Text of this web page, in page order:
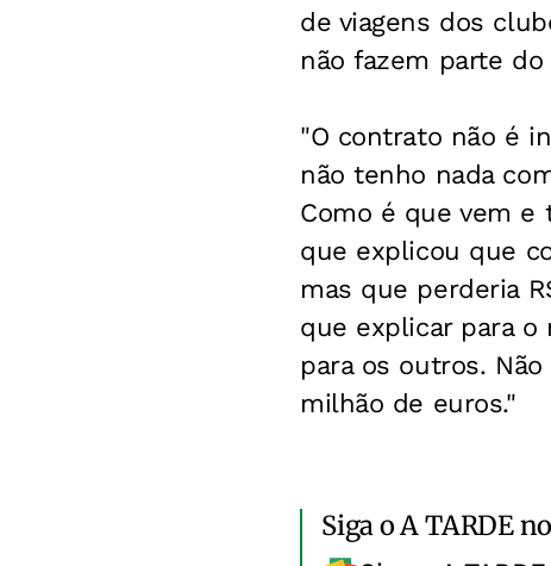
de viagens dos
não fazem parte do
"O contrato não é
não tenho nada
Como é que vem e
que explicou que
mas que perderia
que explicar para o
para os outros.
milhão de euros."
Siga o A TARDE